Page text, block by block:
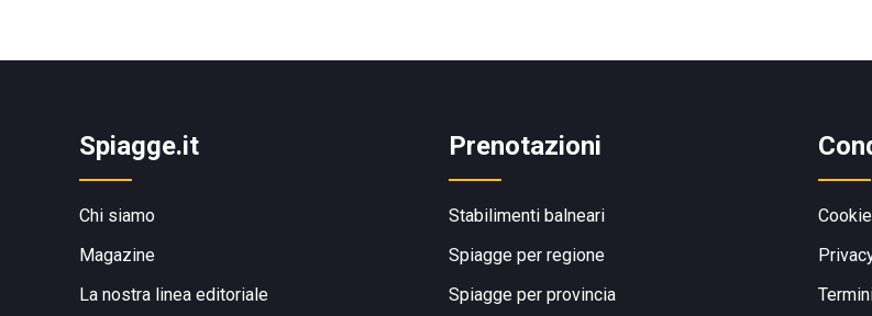
Spiagge.it
Chi siamo
Magazine
La nostra linea editoriale
Prenotazioni
Stabilimenti balneari
Spiagge per regione
Spiagge per provincia